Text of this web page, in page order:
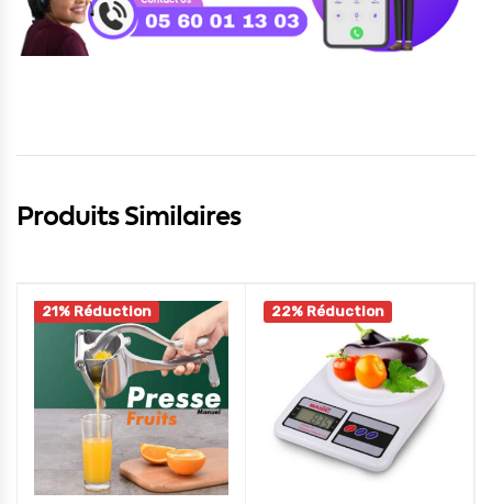
Produits Similaires
21% Réduction 22% Réduction